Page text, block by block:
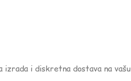
i diskretna dostava na vašu